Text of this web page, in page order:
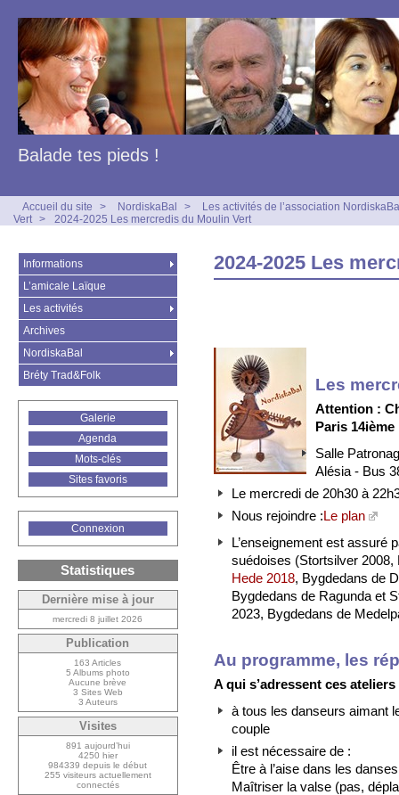
Balade tes pieds !
Accueil du site > NordiskaBal >
Les activités de l’association
Vert > 2024-2025 Les mercredis du Moulin Vert
2024-2025 Les
Les
Attention :
Paris 14ième
Salle
Alésia - Bus
Le mercredi de 20h30 à
Nous rejoindre :Le plan
L’enseignement est assuré
suédoises (Stortsilver
Hede 2018, Bygdedans de
Bygdedans de Ragunda et
2023, Bygdedans de
Au programme, les
A qui s’adressent ces ateliers
à tous les danseurs aimant
couple
il est nécessaire de :
Être à l’aise dans les
Maîtriser la valse (pas,
Informations
L’amicale Laïque
Les activités
Archives
NordiskaBal
Bréty Trad&Folk
Galerie
Agenda
Mots-clés
Sites favoris
Connexion
Statistiques
Dernière mise à jour
mercredi 8 juillet 2026
Publication
163 Articles
5 Albums photo
Aucune brève
3 Sites Web
3 Auteurs
Visites
891 aujourd’hui
4250 hier
984339 depuis le début
255 visiteurs actuellement
connectés